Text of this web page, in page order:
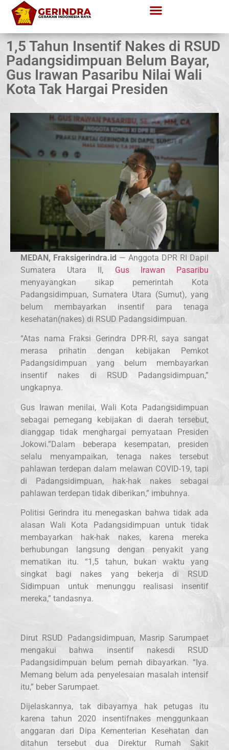
1,5 Tahun Insentif Nakes di RSUD
Padangsidimpuan Belum Bayar,
Gus Irawan Pasaribu Nilai Wali
Kota Tak Hargai Presiden
MEDAN, Fraksigerindra.id — Anggota DPR RI Dapil
Sumatera Utara II, Gus Irawan Pasaribu
menyayangkan sikap pemerintah Kota
Padangsidimpuan, Sumatera Utara (Sumut), yang
belum membayarkan insentif para tenaga
kesehatan(nakes) di RSUD Padangsidimpuan.
“Atas nama Fraksi Gerindra DPR-RI, saya sangat
merasa prihatin dengan kebijakan Pemkot
Padangsidimpuan yang belum membayarkan
insentif nakes di RSUD Padangsidimpuan,”
ungkapnya.
Gus Irawan menilai, Wali Kota Padangsidimpuan
sebagai pemegang kebijakan di daerah tersebut,
dianggap tidak menghargai pernyataan Presiden
Jokowi.”Dalam beberapa kesempatan, presiden
selalu menyampaikan, tenaga nakes tersebut
pahlawan terdepan dalam melawan COVID-19, tapi
di Padangsidimpuan, hak-hak nakes sebagai
pahlawan terdepan tidak diberikan,” imbuhnya.
Politisi Gerindra itu menegaskan bahwa tidak ada
alasan Wali Kota Padangsidimpuan untuk tidak
membayarkan hak-hak nakes, karena mereka
berhubungan langsung dengan penyakit yang
mematikan itu. “1,5 tahun, bukan waktu yang
singkat bagi nakes yang bekerja di RSUD
Sidimpuan untuk menunggu realisasi insentif
mereka,” tandasnya.
Dirut RSUD Padangsidimpuan, Masrip Sarumpaet
mengakui bahwa insentif nakesdi RSUD
Padangsidimpuan belum pernah dibayarkan. “Iya.
Memang belum ada penyelesaian masalah intensif
itu,” beber Sarumpaet.
Dijelaskannya, tak dibayarnya hak petugas itu
karena tahun 2020 insentifnakes menggunkaan
anggaran dari Dipa Kementerian Kesehatan dan
ditahun tersebut dua Direktur Rumah Sakit